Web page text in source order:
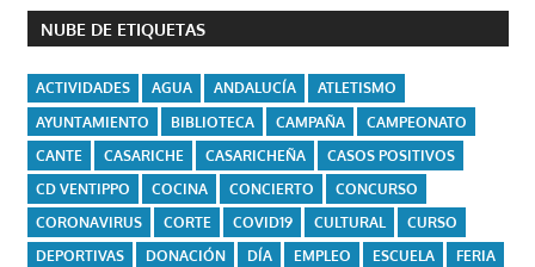
NUBE DE ETIQUETAS
ACTIVIDADES AGUA ANDALUCÍA
ATLETISMO
AYUNTAMIENTO
BIBLIOTECA CAMPAÑA
CAMPEONATO
CANTE
CASARICHE CASARICHEÑA
CASOS POSITIVOS
CD VENTIPPO
COCINA CONCIERTO
CONCURSO
CORONAVIRUS
CORTE COVID19 CULTURAL
CURSO
DEPORTIVAS
DONACIÓN DÍA EMPLEO ESCUELA
FERIA